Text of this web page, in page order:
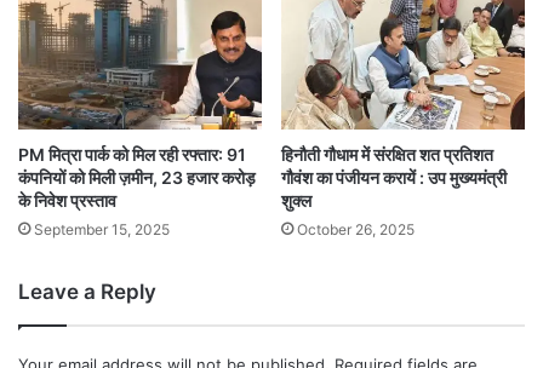
PM मित्रा पार्क को मिल रही रफ्तार: 91
कंपनियों को मिली ज़मीन, 23 हजार करोड़
के निवेश प्रस्ताव
September 15, 2025
हिनौती गौधाम में संरक्षित शत प्रतिशत
गौवंश का पंजीयन करायें : उप मुख्यमंत्री
शुक्ल
October 26, 2025
Leave a Reply
Your email address will not be published. Required fields are